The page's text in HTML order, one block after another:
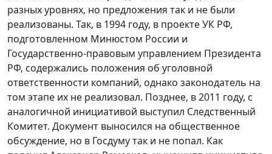
разных уровнях, но предложения так и не были
реализованы. Так, в 1994 году, в проекте УК РФ,
подготовленном Минюстом России и
Государственно-правовым управлением Президента
РФ, содержались положения об уголовной
ответственности компаний, однако законодатель на
том этапе их не реализовал. Позднее, в 2011 году, с
аналогичной инициативой выступил Следственный
Комитет. Документ выносился на общественное
обсуждение, но в Госдуму так и не попал. Как